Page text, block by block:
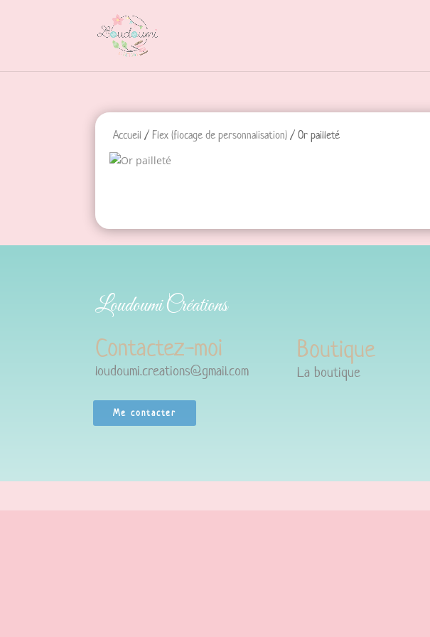
Accueil /Flex (flocage de personnalisation)/ Or pailleté
Loudoumi Créations
Contactez-moi
loudoumi.creations@gmail.com
Me contacter
Boutique
La boutique